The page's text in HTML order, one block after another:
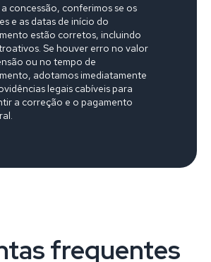
concessão, conferimos se os
e as datas de início do
estão corretos, incluindo
Se houver erro no valor
ou no tempo de
adotamos imediatamente
legais cabíveis para
a correção e o pagamento
frequentes